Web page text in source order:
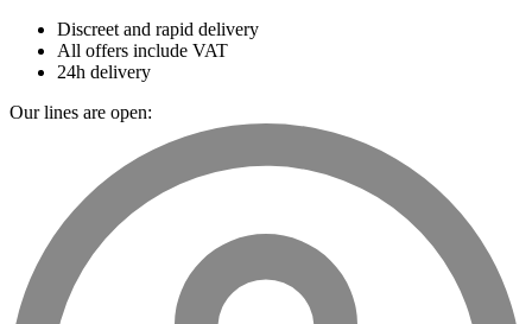
Discreet and rapid delivery
All offers include VAT
24h delivery
Our lines are open: